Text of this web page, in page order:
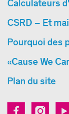
Calculateurs
CSRD – Et
Pourquoi des
«Cause We
Plan du site